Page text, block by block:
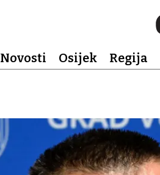
Novosti Osijek Regija